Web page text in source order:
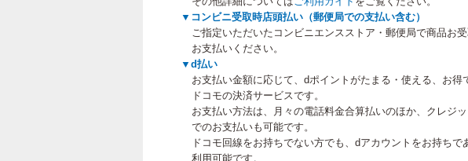
▼コンビニ受取時店頭払い（郵便局での支払い含む）
ご指定いただいたコンビニエンスストア・郵便局で商品お
お支払いください。
▼d払い
お支払い金額に応じて、dポイントがたまる・使える、お得
ドコモの決済サービスです。
お支払い方法は、月々の電話料金合算払いのほか、クレジ
でのお支払いも可能です。
ドコモ回線をお持ちでない方でも、dアカウントをお持ちで
利用可能です。